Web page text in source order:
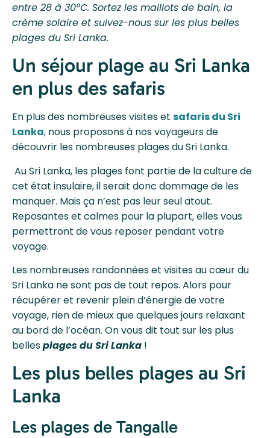
entre 28 à 30°C. Sortez les maillots de bain, la
crème solaire et suivez-nous sur les plus belles
plages du Sri Lanka.
Un séjour plage au Sri Lanka
en plus des safaris
En plus des nombreuses visites et safaris du Sri
Lanka, nous proposons à nos voyageurs de
découvrir les nombreuses plages du Sri Lanka.
Au Sri Lanka, les plages font partie de la culture de
cet état insulaire, il serait donc dommage de les
manquer. Mais ça n’est pas leur seul atout.
Reposantes et calmes pour la plupart, elles vous
permettront de vous reposer pendant votre
voyage.
Les nombreuses randonnées et visites au cœur du
Sri Lanka ne sont pas de tout repos. Alors pour
récupérer et revenir plein d’énergie de votre
voyage, rien de mieux que quelques jours relaxant
au bord de l’océan. On vous dit tout sur les plus
bellesplages du Sri Lanka !
Les plus belles plages au Sri
Lanka
Les plages de Tangalle